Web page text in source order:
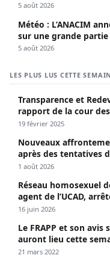
5 août 2026
Météo : L’ANACIM
sur une grande
5 août 2026
LES PLUS LUS CETTE
Transparence et
rapport de la cour
19 février 2025
Nouveaux
après des tentatives
1 août 2026
Réseau homosexuel
agent de l’UCAD,
propagé le VIH depuis
16 juin 2026
Le FRAPP et son
auront lieu cette
21 mars 2022